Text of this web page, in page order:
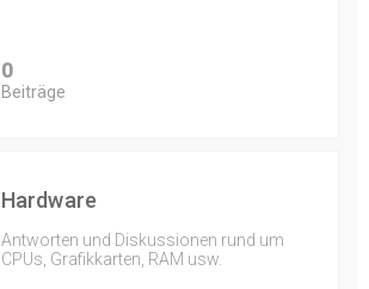
0
Beiträge
Hardware
Antworten und Diskussionen rund um
CPUs, Grafikkarten, RAM usw.